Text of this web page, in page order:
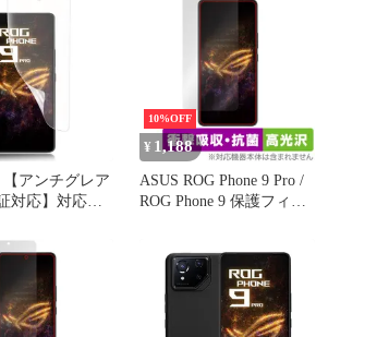
高精細液晶 ア
エイスース 9H 高硬度 透
【アンチグレア
対応】対応
用 フィルム
TPU素材
Phone 9 Pro
晶保護フィルム
サラサラ タッ
10%OFF
¥ 1,188
ASUS ROG Phone 9 Pro /
ROG Phone 9 保護フィル
for エイスース 衝撃吸収
目に優しい 抗菌